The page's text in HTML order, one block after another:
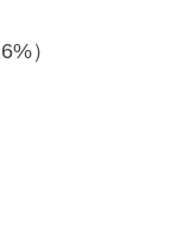
）